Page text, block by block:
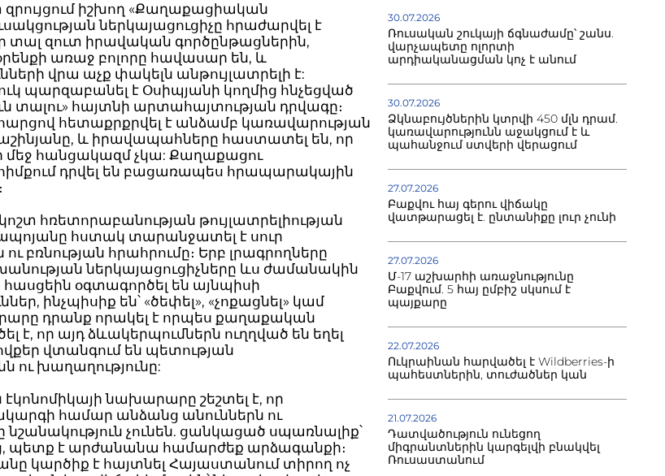
զրույցում իշխող «Քաղաքացիական
ներկայացուցիչը հրաժարվել է
զուտ իրավական գործընթացներին,
օրենքի առաջ բոլորը հավասար են, և
վրա աչք փակելն անթույլատրելի է:
պարզաբանել է Օսիպյանի կողմից հնչեցված
տալու» հայտնի արտահայտության դրվագը։
հետաքրքրվել է անձամբ կառավարության
և իրավապահները հաստատել են, որ
մեջ հանցակազմ չկա: Քաղաքացու
դրվել են բացառապես հրապարակային
հռետորաբանության թույլատրելիության
հստակ տարանջատել է սուր
բռնության հրահրումը։ Երբ լրագրողները
ներկայացուցիչները ևս ժամանակին
օգտագործել են այնպիսի
ինչպիսիք են՝ «ծեփել», «չոքացնել» կամ
դրանք որակել է որպես քաղաքական
է, որ այդ ձևակերպումներն ուղղված են եղել
վտանգում են պետության
ու խաղաղությունը:
նախարարը շեշտել է, որ
համար անձանց անուններն ու
չունեն. ցանկացած սպառնալիք՝
է արժանանա համարժեք արձագանքի։
կարծիք է հայտնել Հայաստանում տիրող ոչ
30.07.2026
Ռուսական շուկայի ճգնաժամը՝ շանս.
վարչապետը ոլորտի
արդիականացման կոչ է անում
30.07.2026
Ձկնաբույծներին կտրվի 450 մլն դրամ.
կառավարությունն աջակցում է և
պահանջում ստվերի վերացում
27.07.2026
Բաքվու հայ գերու վիճակը
վատթարացել է. ընտանիքը լուր չունի
27.07.2026
Մ-17 աշխարհի առաջնությունը
Բաքվում. 5 հայ ըմբիշ սկսում է
պայքարը
22.07.2026
Ուկրաինան հարվածել է Wildberries-ի
պահեստներին, տուժածներ կան
21.07.2026
Դատվածություն ունեցող
միգրանտներին կարգելվի բնակվել
Ռուսաստանում